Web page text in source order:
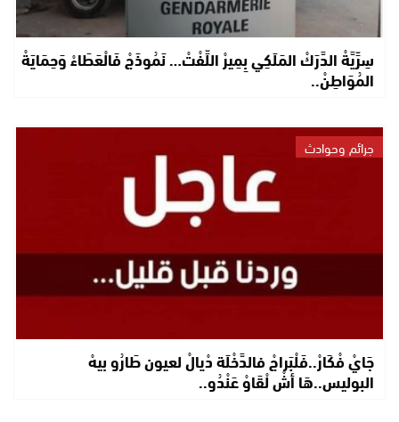
سِرِّيَّةْ الدَّرَكْ المَلَكِي بِمِيرْ اللِّفْتْ… نَمُوذَجْ فَالْعَطَاءْ وَحِمَايَةْ
المُوَاطِنْ..
جرائم وحوادث
جَايْ فْكَارْ..فَلْبَراجْ فالدَّخْلَة دْيالْ لعيون طَارُو بيهْ
البوليس..هَا أشْ لْقَاوْ عَنْدُو..